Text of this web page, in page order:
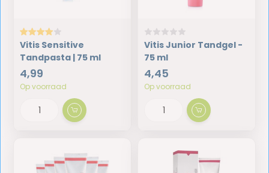
Vitis Sensitive
Tandpasta | 75 ml
4,99
Op voorraad
Vitis Junior Tandgel -
75 ml
4,45
Op voorraad